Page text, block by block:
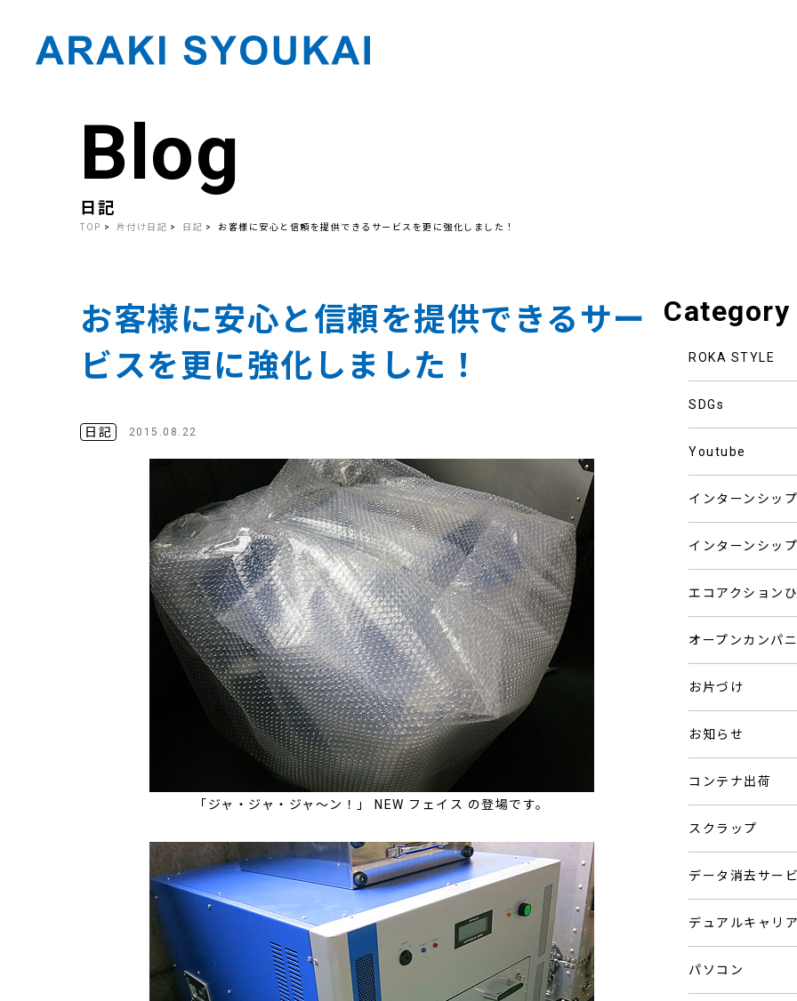
Blog
日記
TOP 片付け日記 日記 お客様に安心と信頼を提供できるサービスを更に強化しました！
お客様に安心と信頼を提供できるサー
ビスを更に強化しました！
日記 2015.08.22
「ジャ・ジャ・ジャ～ン！」 NEW フェイス の登場です。
Category
ROKA STYLE
SDGs
Youtube
インターンシップ
インターンシップ
エコアクション
オープンカンパ
お片づけ
お知らせ
コンテナ出荷
スクラップ
データ消去サー
デュアルキャリ
パソコン